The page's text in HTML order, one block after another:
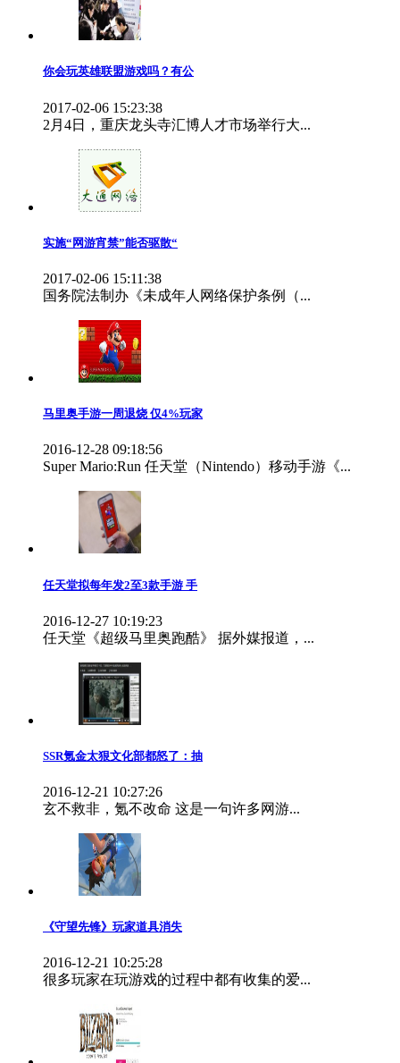
你会玩英雄联盟游戏吗？有公
2017-02-06 15:23:38
2月4日，重庆龙头寺汇博人才市场举行大...
实施“网游宵禁”能否驱散“
2017-02-06 15:11:38
国务院法制办《未成年人网络保护条例（...
马里奥手游一周退烧 仅4%玩家
2016-12-28 09:18:56
Super Mario:Run 任天堂（Nintendo）移动手游《...
任天堂拟每年发2至3款手游 手
2016-12-27 10:19:23
任天堂《超级马里奥跑酷》 据外媒报道，...
SSR氪金太狠文化部都怒了：抽
2016-12-21 10:27:26
玄不救非，氪不改命 这是一句许多网游...
《守望先锋》玩家道具消失
2016-12-21 10:25:28
很多玩家在玩游戏的过程中都有收集的爱...